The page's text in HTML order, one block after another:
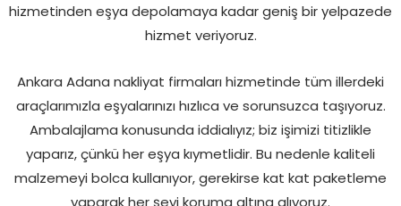
hizmetinden eşya depolamaya kadar geniş bir yelpazede
hizmet veriyoruz.
Ankara Adana nakliyat firmaları hizmetinde tüm illerdeki
araçlarımızla eşyalarınızı hızlıca ve sorunsuzca taşıyoruz.
Ambalajlama konusunda iddialıyız; biz işimizi titizlikle
yaparız, çünkü her eşya kıymetlidir. Bu nedenle kaliteli
malzemeyi bolca kullanıyor, gerekirse kat kat paketleme
yaparak her şeyi koruma altına alıyoruz.